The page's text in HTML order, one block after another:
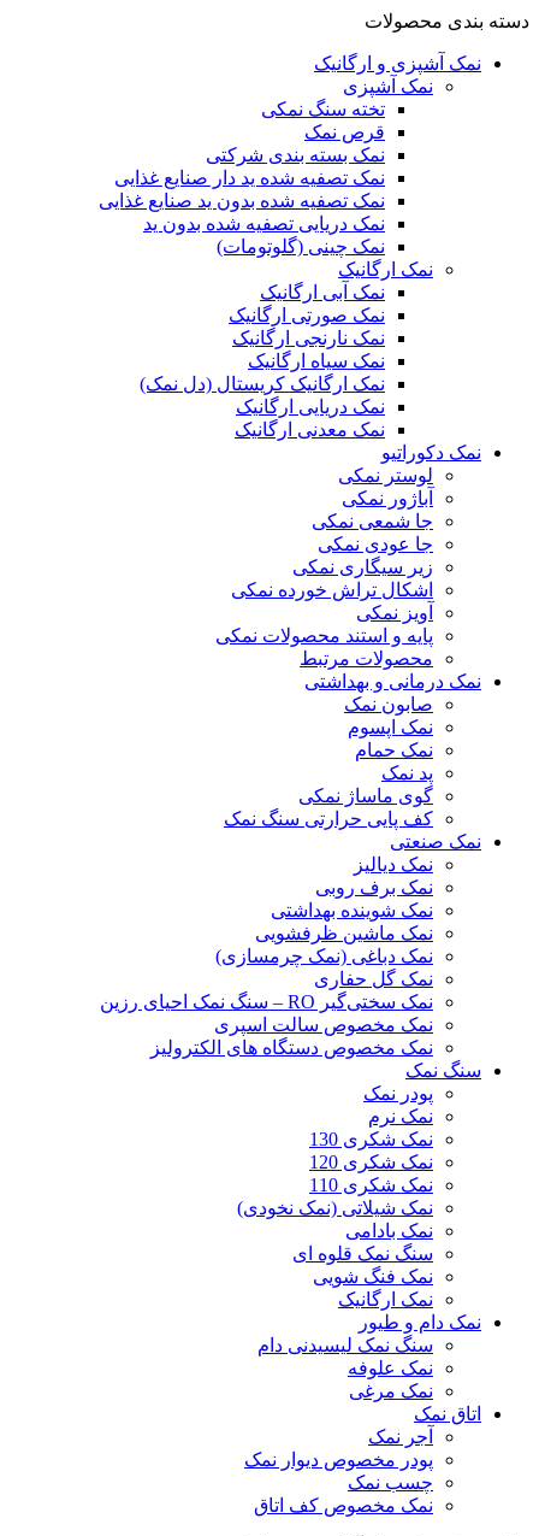
دسته بندی محصولات
نمک آشپزی و ارگانیک
نمک آشپزی
تخته سنگ نمکی
قرص نمک
نمک بسته بندی شرکتی
نمک تصفیه شده ید دار صنایع غذایی
نمک تصفیه شده بدون ید صنایع غذایی
نمک دریایی تصفیه شده بدون ید
نمک چینی (گلوتومات)
نمک ارگانیک
نمک آبی ارگانیک
نمک صورتی ارگانیک
نمک نارنجی ارگانیک
نمک سیاه ارگانیک
نمک ارگانیک کریستال (دل نمک)
نمک دریایی ارگانیک
نمک معدنی ارگانیک
نمک دکوراتیو
لوستر نمکی
آباژور نمکی
جا شمعی نمکی
جا عودی نمکی
زیر سیگاری نمکی
اشکال تراش خورده نمکی
آویز نمکی
پایه و استند محصولات نمکی
محصولات مرتبط
نمک درمانی و بهداشتی
صابون نمک
نمک اپسوم
نمک حمام
پد نمک
گوی ماساژ نمکی
کف پایی حرارتی سنگ نمک
نمک صنعتی
نمک دیالیز
نمک برف روبی
نمک شوینده بهداشتی
نمک ماشین ظرفشویی
نمک دباغی (نمک چرمسازی)
نمک گل حفاری
نمک سختی‌گیر RO – سنگ نمک احیای رزین
نمک مخصوص سالت اسپری
نمک مخصوص دستگاه های الکترولیز
سنگ نمک
پودر نمک
نمک نرم
نمک شکری 130
نمک شکری 120
نمک شکری 110
نمک شیلاتی (نمک نخودی)
نمک بادامی
سنگ نمک قلوه ای
نمک فنگ شویی
نمک ارگانیک
نمک دام و طیور
سنگ نمک لیسیدنی دام
نمک علوفه
نمک مرغی
اتاق نمک
آجر نمک
پودر مخصوص دیوار نمک
چسب نمک
نمک مخصوص کف اتاق